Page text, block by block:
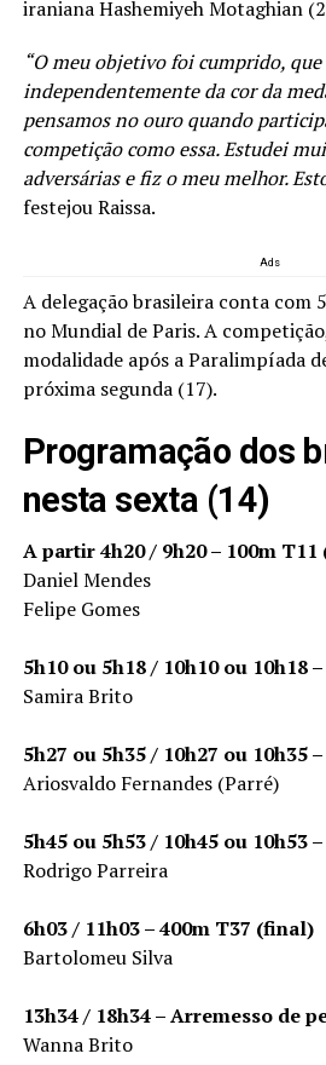
iraniana Hashemiyeh Motaghian
“O meu objetivo foi cumprido,
independentemente da cor da
pensamos no ouro quando
competição como essa. Estudei
adversárias e fiz o meu melhor.
festejou Raissa.
Ads
A delegação brasileira conta com
no Mundial de Paris. A
modalidade após a Paralimpíada
próxima segunda (17).
Programação dos
nesta sexta (14)
A partir 4h20 / 9h20 – 100m T11
Daniel Mendes
Felipe Gomes
5h10 ou 5h18 / 10h10 ou 10h18
Samira Brito
5h27 ou 5h35 / 10h27 ou 10h35
Ariosvaldo Fernandes (Parré)
5h45 ou 5h53 / 10h45 ou 10h53
Rodrigo Parreira
6h03 / 11h03 – 400m T37 (final)
Bartolomeu Silva
13h34 / 18h34 – Arremesso de
Wanna Brito